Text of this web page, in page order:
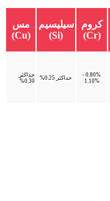
کروم
(Cr)
سیلیسیم
(Si)
مس
(Cu)
0.80% -
1.10%
حداکثر 0.25%
حداکثر
0.30%